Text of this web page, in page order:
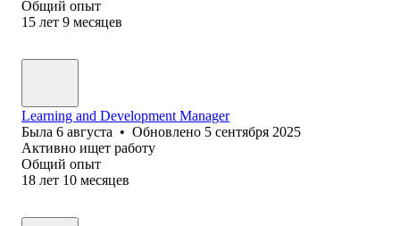
Общий опыт
15 лет 9 месяцев
Learning and Development Manager
Была 6 августа • Обновлено 5 сентября 2025
Активно ищет работу
Общий опыт
18 лет 10 месяцев